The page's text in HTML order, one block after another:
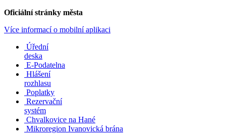
Oficiální stránky města
Více informací o mobilní aplikaci
Úřední
deska
E-Podatelna
Hlášení
rozhlasu
Poplatky
Rezervační
systém
Chvalkovice na Hané
Mikroregion Ivanovická brána